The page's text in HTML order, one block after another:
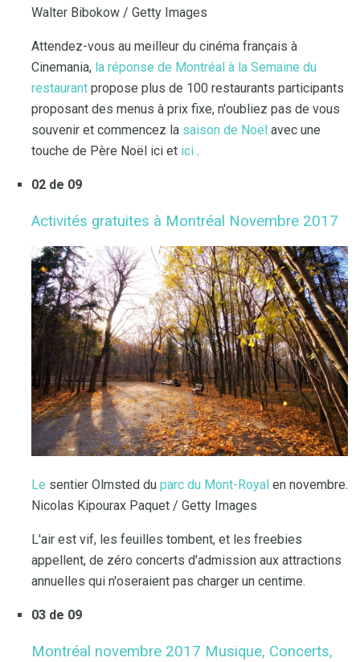
Walter Bibokow / Getty Images
Attendez-vous au meilleur du cinéma français à
Cinemania, la réponse de Montréal à la Semaine du
restaurant propose plus de 100 restaurants participants
proposant des menus à prix fixe, n'oubliez pas de vous
souvenir et commencez la saison de Noël avec une
touche de Père Noël ici et ici .
02 de 09
Activités gratuites à Montréal Novembre 2017
Le sentier Olmsted du parc du Mont-Royal en novembre.
Nicolas Kipourax Paquet / Getty Images
L'air est vif, les feuilles tombent, et les freebies
appellent, de zéro concerts d'admission aux attractions
annuelles qui n'oseraient pas charger un centime.
03 de 09
Montréal novembre 2017 Musique, Concerts,